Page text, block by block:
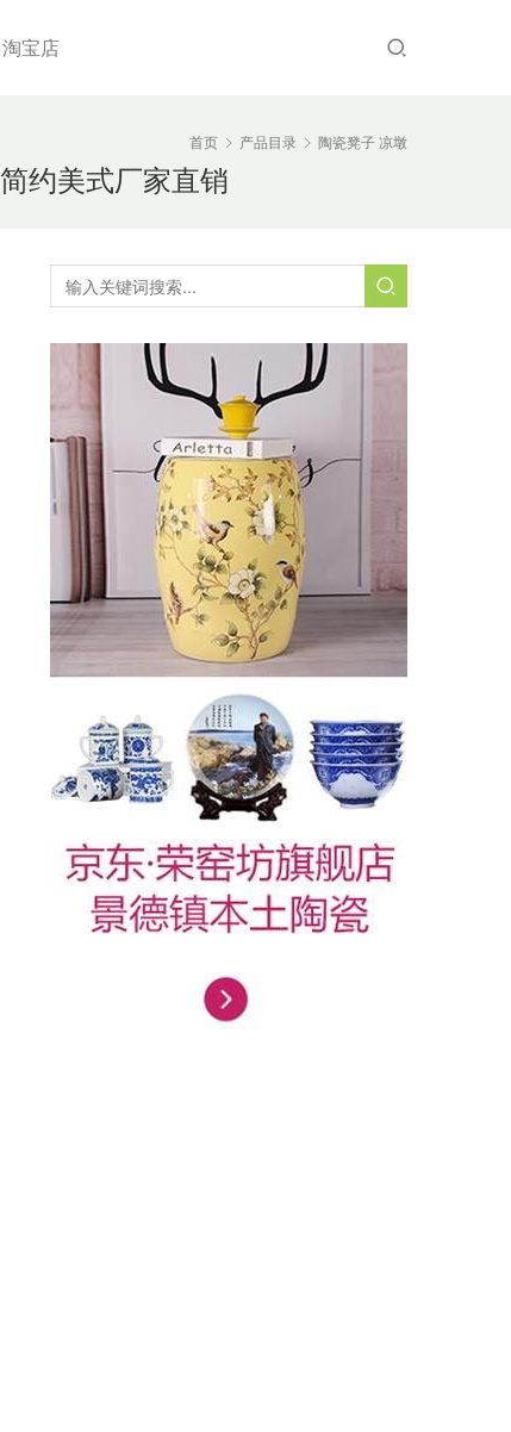
淘宝店
首页 产品目录 陶瓷凳子 凉墩
约美式厂家直销